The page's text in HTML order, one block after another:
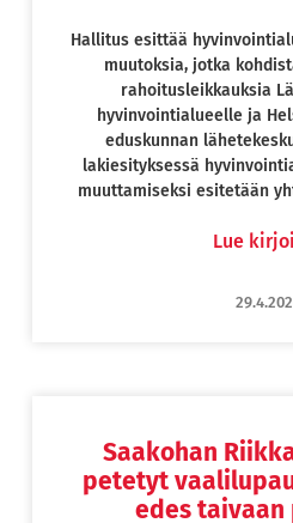
Hallitus esittää
muutoksia, jotka
rahoitusleikkauksia
hyvinvointialueelle ja
eduskunnan
lakiesityksessä
muuttamiseksi esitetään
Lue
Saakohan
petetyt
edes